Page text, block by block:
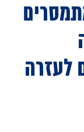
לעזרה